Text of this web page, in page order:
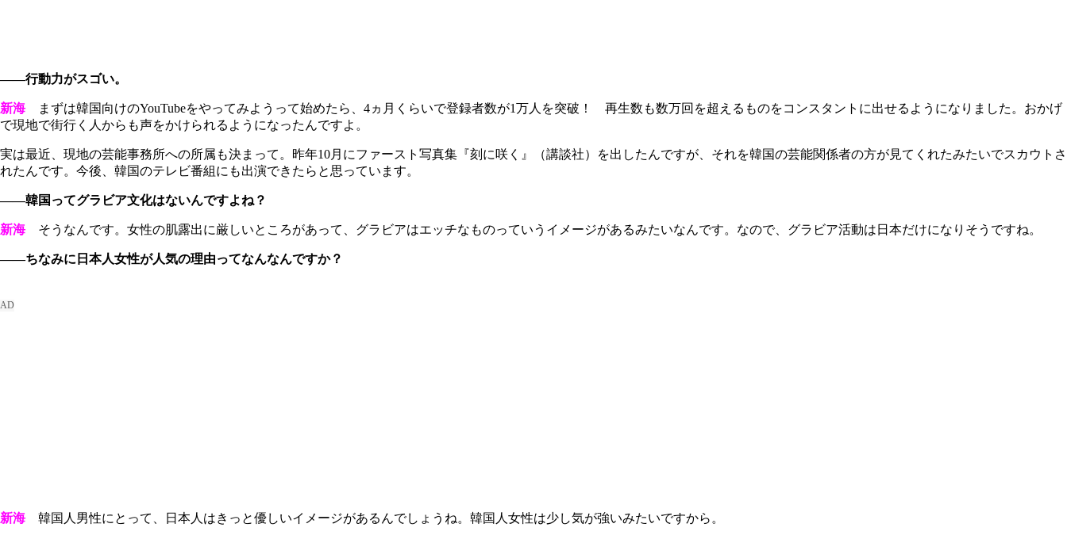
――行動力がスゴい。
新海まずは韓国向けのYouTubeをやってみようって始めたら、4ヵ月くらいで登録者数が1万人を突破！ 再生数も数万回を超えるものをコンスタントに出せるようになりました。おかげ
で現地で街行く人からも声をかけられるようになったんですよ。
実は最近、現地の芸能事務所への所属も決まって。昨年10月にファースト写真集『刻に咲く』（講談社）を出したんですが、それを韓国の芸能関係者の方が見てくれたみたいでスカウトさ
れたんです。今後、韓国のテレビ番組にも出演できたらと思っています。
――韓国ってグラビア文化はないんですよね？
新海そうなんです。女性の肌露出に厳しいところがあって、グラビアはエッチなものっていうイメージがあるみたいなんです。なので、グラビア活動は日本だけになりそうですね。
――ちなみに日本人女性が人気の理由ってなんなんですか？
新海韓国人男性にとって、日本人はきっと優しいイメージがあるんでしょうね。韓国人女性は少し気が強いみたいですから。